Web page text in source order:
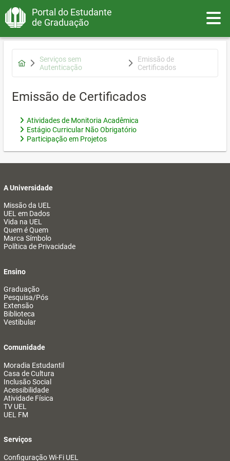
Portal do Estudante
de Graduação
Serviços sem
Autenticação
Emissão de
Certificados
Emissão de Certificados
Atividades de Monitoria Acadêmica
Estágio Curricular Não Obrigatório
Participação em Projetos
A Universidade
Missão da UEL
UEL em Dados
Vida na UEL
Quem é Quem
Marca Símbolo
Política de Privacidade
Ensino
Graduação
Pesquisa/Pós
Extensão
Biblioteca
Vestibular
Comunidade
Moradia Estudantil
Casa de Cultura
Inclusão Social
Acessibilidade
Atividade Física
TV UEL
UEL FM
Serviços
Configuração Wi-Fi UEL